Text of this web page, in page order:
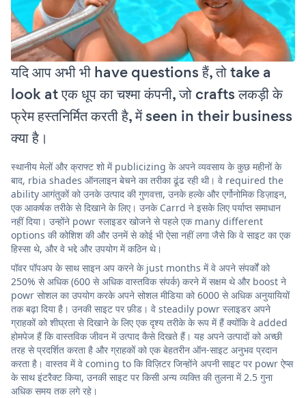
यदि आप अभी भी have questions हैं, तो take a
look at एक धूप का चश्मा कंपनी, जो crafts लकड़ी के
फ्रेम हस्तनिर्मित करती है, में seen in their business
क्या है।
स्थानीय मेलों और क्राफ्ट शो में publicizing के अपने व्यवसाय के कुछ महीनों के
बाद, rbia shades ऑनलाइन बेचने का तरीका ढूंढ रही थी। वे required the
ability आगंतुकों को उनके उत्पाद की गुणवत्ता, उनके हल्के और एर्गोनोमिक डिज़ाइन,
एक आकर्षक तरीके से दिखाने के लिए। उनके Carrd ने इसके लिए पर्याप्त समाधान
नहीं दिया। उन्होंने powr स्लाइडर खोजने से पहले एक many different
options की कोशिश की और उनमें से कोई भी ऐसा नहीं लगा जैसे कि वे साइट का एक
हिस्सा थे, और वे भद्दे और उपयोग में कठिन थे।
पॉवर पॉपअप के साथ साइन अप करने के just months में वे अपने संपर्कों को
250% से अधिक (600 से अधिक वास्तविक संपर्क) करने में सक्षम थे और boost ने
powr सोशल का उपयोग करके अपने सोशल मीडिया को 6000 से अधिक अनुयायियों
तक बढ़ा दिया है। उनकी साइट पर फ़ीड। वे steadily powr स्लाइडर अपने
ग्राहकों को शीघ्रता से दिखाने के लिए एक दृश्य तरीके के रूप में हैं क्योंकि वे added
होमपेज हैं कि वास्तविक जीवन में उत्पाद कैसे दिखते हैं। यह अपने उत्पादों को अच्छी
तरह से प्रदर्शित करता है और ग्राहकों को एक बेहतरीन ऑन-साइट अनुभव प्रदान
करता है। वास्तव में वे coming to कि विज़िटर जिन्होंने अपनी साइट पर powr ऐप्स
के साथ इंटरैक्ट किया, उनकी साइट पर किसी अन्य व्यक्ति की तुलना में 2.5 गुना
अधिक समय तक लगे रहे।